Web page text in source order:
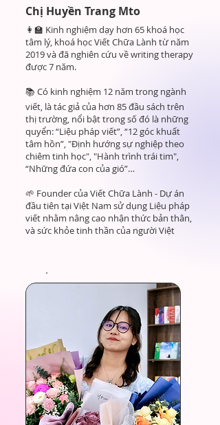
Chị Huyền Trang​ Mto
👩‍🏫 Kinh nghiệm dạy hơn 65 khoá học
tâm lý, khoá học Viết Chữa Lành từ năm
2019 và đã nghiên cứu về writing therapy
được 7 năm. ​​
📚 Có kinh nghiệm 12 năm trong ngành
viết, là tác giả của hơn 85 đầu sách trên
thị trường, nổi bật trong số đó là những
quyển: “Liệu pháp viết”, “12 góc khuất
tâm hồn”, "Định hướng sự nghiệp theo
chiêm tinh học", "Hành trình trái tim",
“Những đứa con của gió”…
🌱 Founder của Viết Chữa Lành - Dự án
đầu tiên tại Việt Nam sử dụng Liệu pháp
viết nhằm nâng cao nhận thức bản thân,
và sức khỏe tinh thần của người Việt​